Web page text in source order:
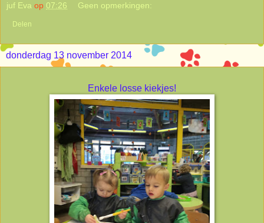
juf Eva op 07:26 Geen opmerkingen:
Delen
donderdag 13 november 2014
Enkele losse kiekjes!